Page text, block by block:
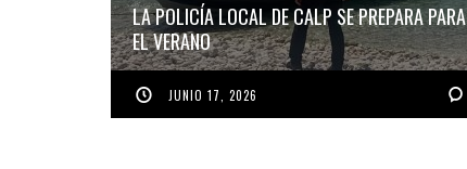
LA POLICÍA LOCAL DE CALP SE PREPARA PARA
EL VERANO
JUNIO 17, 2026